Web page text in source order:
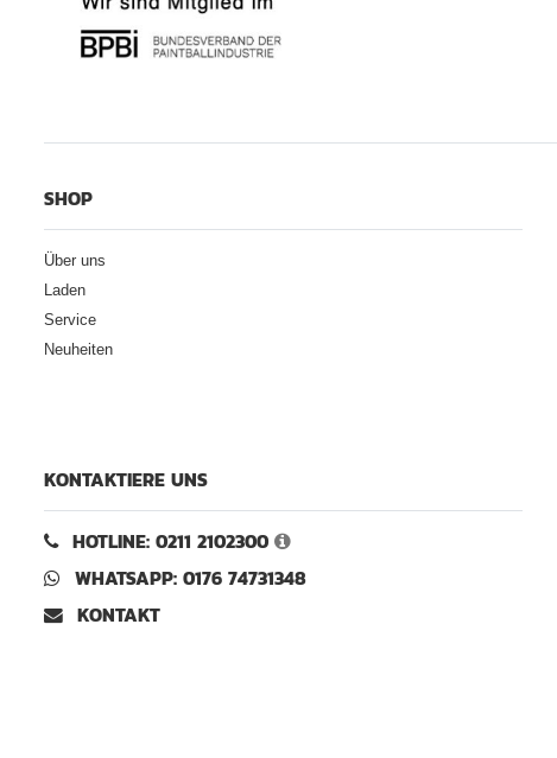
SHOP
Über uns
Laden
Service
Neuheiten
KONTAKTIERE UNS
HOTLINE: 0211 2102300
WHATSAPP: 0176 74731348
KONTAKT